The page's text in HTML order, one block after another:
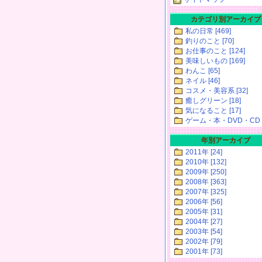
カテゴリ別アーカイブ
私の日常 [469]
釣りのこと [70]
お仕事のこと [124]
美味しいもの [169]
わんこ [65]
ネイル [46]
コスメ・美容系 [32]
癒しグリーン [18]
気になること [17]
ゲーム・本・DVD・CD
年別アーカイブ
2011年 [24]
2010年 [132]
2009年 [250]
2008年 [363]
2007年 [325]
2006年 [56]
2005年 [31]
2004年 [27]
2003年 [54]
2002年 [79]
2001年 [73]